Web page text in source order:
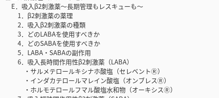
E．吸入β2刺激薬〜長期管理もレスキューも〜
1．β2刺激薬の薬理
2．吸入β2刺激薬の種類
3．どのLABAを使用すべきか
4．どのSABAを使用すべきか
5．LABA・SABAの副作用
6．吸入長時間作用性β2刺激薬（LABA）
・サルメテロールキシナホ酸塩（セレベントⓇ）
・インダカテロールマレイン酸塩（オンブレスⓇ）
・ホルモテロールフマル酸塩水和物（オーキシスⓇ）